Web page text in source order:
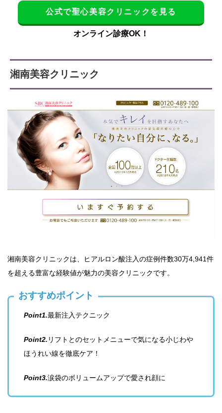
公式で聖心美容クリニックを見る
オンライン診療OK！
湘南美容クリニック
湘南美容クリニックは、ヒアルロン酸注入の症例件数30万4,941件
を超える豊富な経験値が魅力の美容クリニックです。
おすすめポイント
Point1.最新注入テクニック
Point2. リフトとのセットメニューで気になる小じわや
ほうれい線を徹底ケア！
Point3.涙袋のボリュームアップで愛され顔に